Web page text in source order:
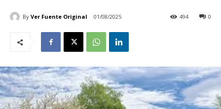
By Ver Fuente Original 01/08/2025 0
494